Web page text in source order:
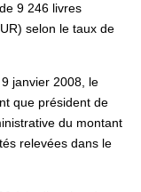
9 246 livres
selon le taux de
janvier 2008, le
que président de
du montant
relevées dans le